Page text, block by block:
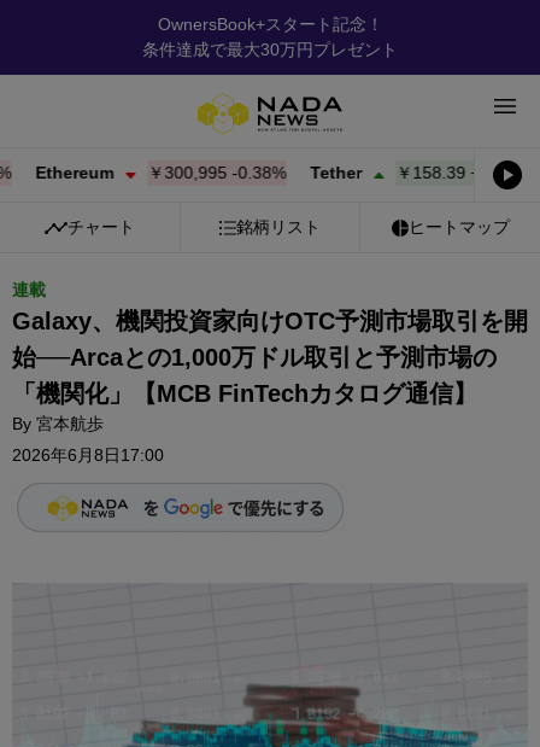
OwnersBook+スタート記念！
条件達成で最大30万円プレゼント
￥300,995-0.38% Tether ￥158.39+0.01%
チャート 銘柄リスト ヒートマップ
連載
Galaxy、機関投資家向けOTC予測市場取引を開
始──Arcaとの1,000万ドル取引と予測市場の
「機関化」【MCB FinTechカタログ通信】
By 宮本航歩
2026年6月8日17:00